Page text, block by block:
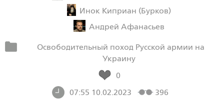
Инок Киприан (Бурков)
Андрей Афанасьев
Освободительный поход Русской армии на
Украину
0
07:55 10.02.2023
396